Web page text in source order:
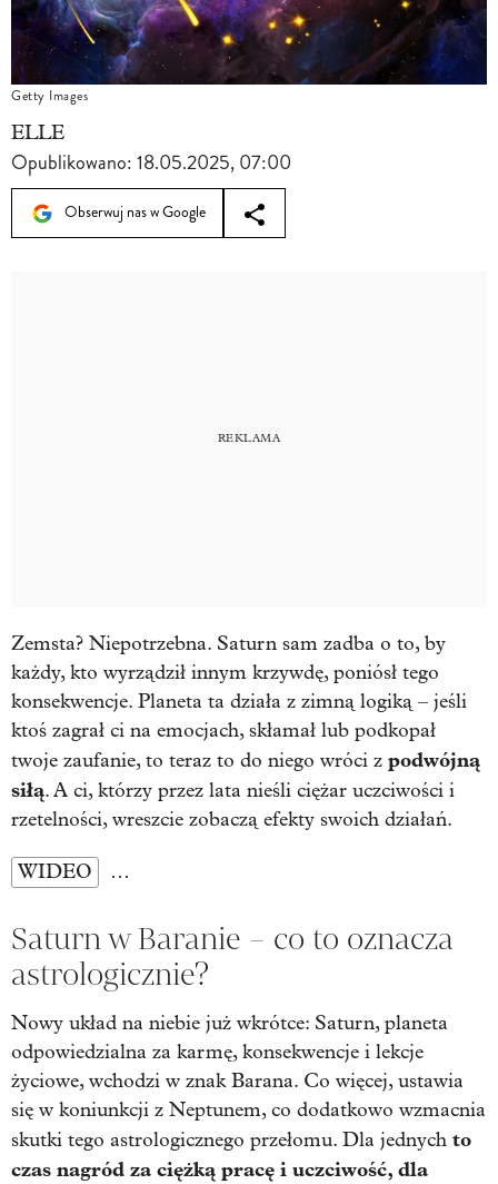
Getty Images
ELLE
Opublikowano:18.05.2025, 07:00
Obserwuj nas w Google
Zemsta? Niepotrzebna. Saturn sam zadba o to, by
każdy, kto wyrządził innym krzywdę, poniósł tego
konsekwencje. Planeta ta działa z zimną logiką – jeśli
ktoś zagrał ci na emocjach, skłamał lub podkopał
twoje zaufanie, to teraz to do niego wróci z podwójną
siłą. A ci, którzy przez lata nieśli ciężar uczciwości i
rzetelności, wreszcie zobaczą efekty swoich działań.
WIDEO …
Saturn w Baranie – co to oznacza
astrologicznie?
Nowy układ na niebie już wkrótce: Saturn, planeta
odpowiedzialna za karmę, konsekwencje i lekcje
życiowe, wchodzi w znak Barana. Co więcej, ustawia
się w koniunkcji z Neptunem, co dodatkowo wzmacnia
skutki tego astrologicznego przełomu. Dla jednych to
czas nagród za ciężką pracę i uczciwość, dla